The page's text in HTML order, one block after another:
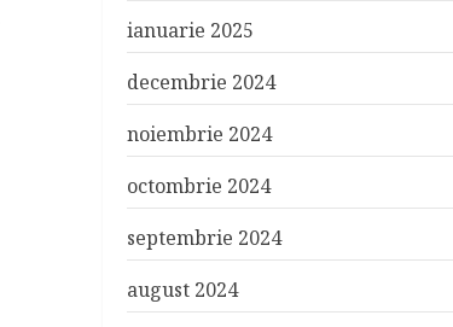
ianuarie 2025
decembrie 2024
noiembrie 2024
octombrie 2024
septembrie 2024
august 2024